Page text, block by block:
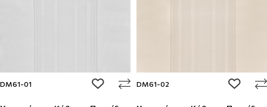
DM61-01 add to wishlist
DM61-02 add to